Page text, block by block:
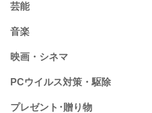
芸能
音楽
映画・シネマ
PCウイルス対策・駆除
プレゼント･贈り物